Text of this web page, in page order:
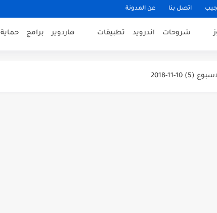
اتصل بنا عن المدونة
شروحات اندرويد تطبيقات هاردوير برامج حماية
11-2018